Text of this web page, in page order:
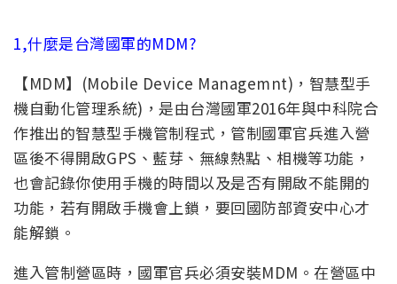
1,什麼是台灣國軍的MDM?
【MDM】(Mobile Device Managemnt)，智慧型手
機自動化管理系統)，是由台灣國軍2016年與中科院合
作推出的智慧型手機管制程式，管制國軍官兵進入營
區後不得開啟GPS、藍芽、無線熱點、相機等功能，
也會記錄你使用手機的時間以及是否有開啟不能開的
功能，若有開啟手機會上鎖，要回國防部資安中心才
能解鎖。
進入管制營區時，國軍官兵必須安裝MDM。在營區中